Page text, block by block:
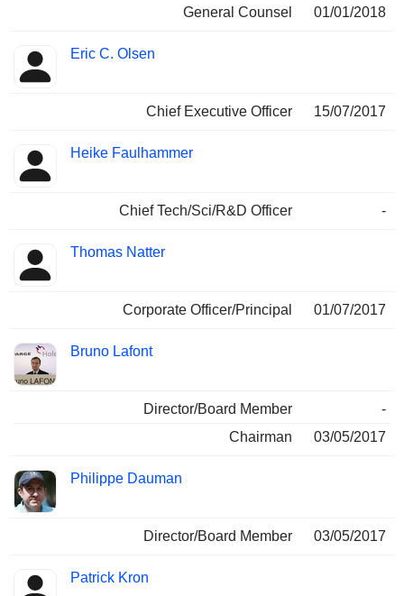
General Counsel 01/01/2018
Eric C. Olsen
Chief Executive Officer 15/07/2017
Heike Faulhammer
Chief Tech/Sci/R&D Officer -
Thomas Natter
Corporate Officer/Principal 01/07/2017
Bruno Lafont
Director/Board Member
-
Chairman
03/05/2017
Philippe Dauman
Director/Board Member 03/05/2017
Patrick Kron